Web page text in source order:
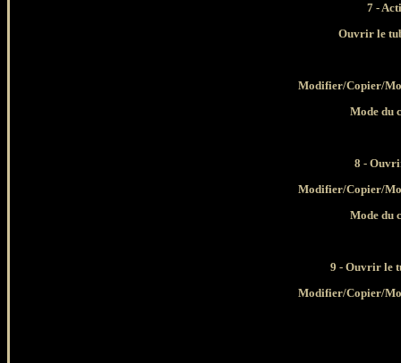
7 -
Ouvrir le
Modifier/Copier/
Mode du
8 -
Modifier/Copier/
Mode du
9 - Ouvrir le
Modifier/Copier/